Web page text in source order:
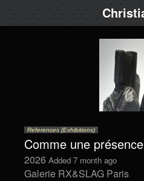
References (Exhibitions)
Comme une présence
2026 Added 7 month ago
Galerie RX&SLAG Paris